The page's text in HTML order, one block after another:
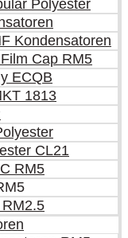
Polyester
Kondensatoren
Cap RM5
ECQB
1813
CL21
RM5